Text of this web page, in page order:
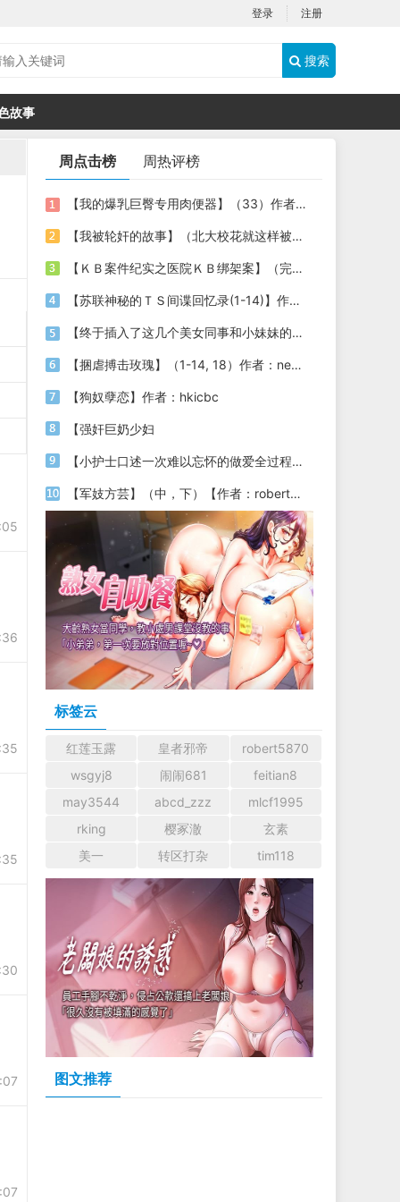
登录 注册
搜索
故事
周点击榜 周热评榜
【我的爆乳巨臀专用肉便器】（33）作者：LIQUID82
【我被轮奸的故事】（北大校花就这样被糟蹋了）
【ＫＢ案件纪实之医院ＫＢ绑架案】（完）【作者：siwamahua（丝袜马华）】
【苏联神秘的ＴＳ间谍回忆录(1-14)】作者：不详
【终于插入了这几个美女同事和小妹妹的嫩穴！】
【捆虐搏击玫瑰】（1-14, 18）作者：newface & cloud0163
【狗奴孽恋】作者：hkicbc
【强奸巨奶少妇
【小护士口述一次难以忘怀的做爱全过程】（整理重发）
【军妓方芸】（中，下）【作者：robertdd（人尽可夫夏愚思）】
标签云
红莲玉露 皇者邪帝
robert5870
wsgyj8
闹闹681
feitian8
may3544
abcd_zzz
mlcf1995
rking
樱冢澈
玄素
美一
转区打杂 tim118
图文推荐